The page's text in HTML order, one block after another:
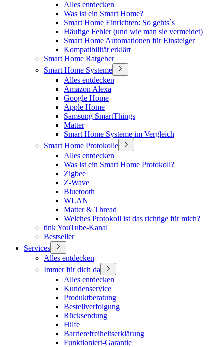
Alles entdecken
Was ist ein Smart Home?
Smart Home Einrichten: So gehts`s
Häufige Fehler (und wie man sie vermeidet)
Smart Home Automationen für Einsteiger
Kompatibilität erklärt
Smart Home Ratgeber
Smart Home Systeme
Alles entdecken
Amazon Alexa
Google Home
Apple Home
Samsung SmartThings
Matter
Smart Home Systeme im Vergleich
Smart Home Protokolle
Alles entdecken
Was ist ein Smart Home Protokoll?
Zigbee
Z-Wave
Bluetooth
WLAN
Matter & Thread
Welches Protokoll ist das richtige für mich?
tink YouTube-Kanal
Bestseller
Services
Alles entdecken
Immer für dich da
Alles entdecken
Kundenservice
Produktberatung
Bestellverfolgung
Rücksendung
Hilfe
Barrierefreiheitserklärung
Funktioniert-Garantie